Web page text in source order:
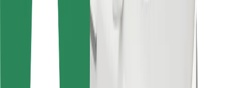
Pre reštaurácie
Bolt for Business
Iné
Partneri